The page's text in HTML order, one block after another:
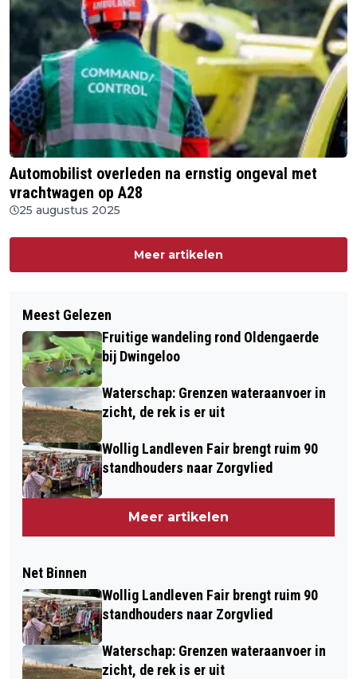
Automobilist overleden na ernstig ongeval met
vrachtwagen op A28
25 augustus 2025
Meer artikelen
Meest Gelezen
Fruitige wandeling rond Oldengaerde
bij Dwingeloo
Waterschap: Grenzen wateraanvoer in
zicht, de rek is er uit
Wollig Landleven Fair brengt ruim 90
standhouders naar Zorgvlied
Meer artikelen
Net Binnen
Wollig Landleven Fair brengt ruim 90
standhouders naar Zorgvlied
Waterschap: Grenzen wateraanvoer in
zicht, de rek is er uit